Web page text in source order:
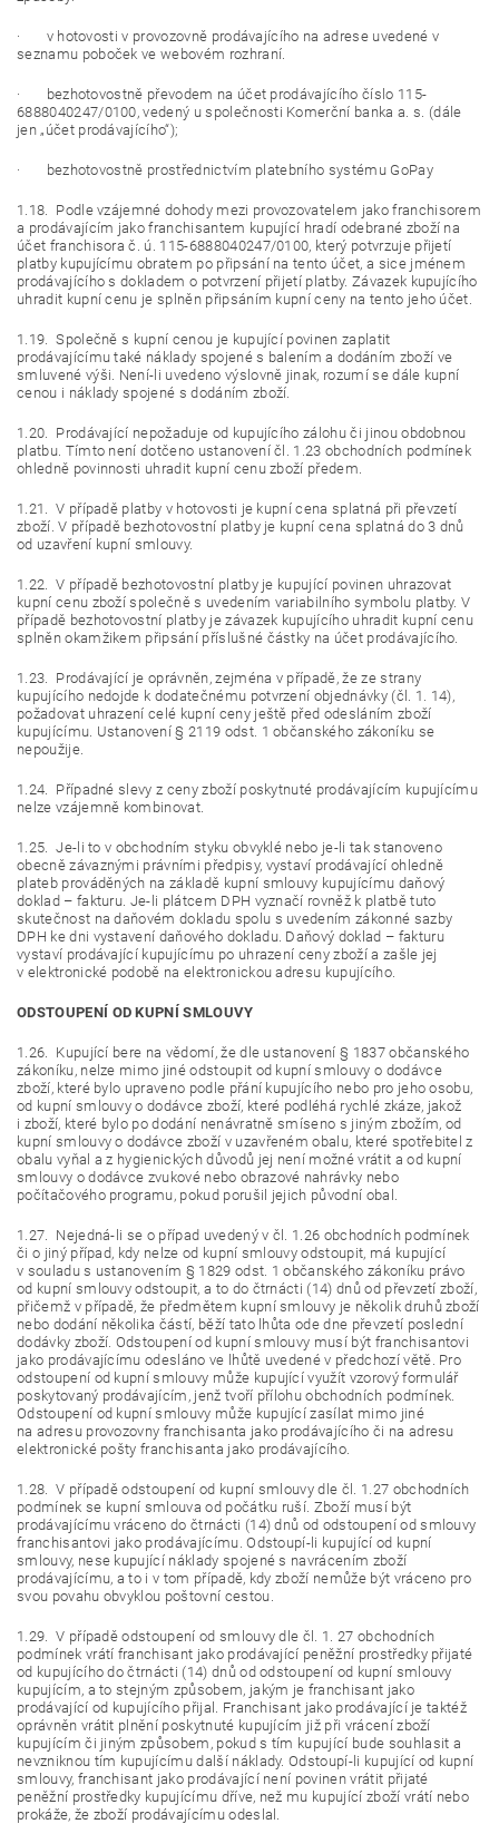
· v hotovosti v provozovně prodávajícího na adrese uvedené v
seznamu poboček ve webovém rozhraní.
· bezhotovostně převodem na účet prodávajícího číslo 115-
6888040247/0100, vedený u společnosti Komerční banka a. s. (dále
jen „účet prodávajícího“);
· bezhotovostně prostřednictvím platebního systému GoPay
1.18. Podle vzájemné dohody mezi provozovatelem jako franchisorem
a prodávajícím jako franchisantem kupující hradí odebrané zboží na
účet franchisora č. ú. 115-6888040247/0100, který potvrzuje přijetí
platby kupujícímu obratem po připsání na tento účet, a sice jménem
prodávajícího s dokladem o potvrzení přijetí platby. Závazek kupujícího
uhradit kupní cenu je splněn připsáním kupní ceny na tento jeho účet.
1.19. Společně s kupní cenou je kupující povinen zaplatit
prodávajícímu také náklady spojené s balením a dodáním zboží ve
smluvené výši. Není-li uvedeno výslovně jinak, rozumí se dále kupní
cenou i náklady spojené s dodáním zboží.
1.20. Prodávající nepožaduje od kupujícího zálohu či jinou obdobnou
platbu. Tímto není dotčeno ustanovení čl. 1.23 obchodních podmínek
ohledně povinnosti uhradit kupní cenu zboží předem.
1.21. V případě platby v hotovosti je kupní cena splatná při převzetí
zboží. V případě bezhotovostní platby je kupní cena splatná do 3 dnů
od uzavření kupní smlouvy.
1.22. V případě bezhotovostní platby je kupující povinen uhrazovat
kupní cenu zboží společně s uvedením variabilního symbolu platby. V
případě bezhotovostní platby je závazek kupujícího uhradit kupní cenu
splněn okamžikem připsání příslušné částky na účet prodávajícího.
1.23. Prodávající je oprávněn, zejména v případě, že ze strany
kupujícího nedojde k dodatečnému potvrzení objednávky (čl. 1. 14),
požadovat uhrazení celé kupní ceny ještě před odesláním zboží
kupujícímu. Ustanovení § 2119 odst. 1 občanského zákoníku se
nepoužije.
1.24. Případné slevy z ceny zboží poskytnuté prodávajícím kupujícímu
nelze vzájemně kombinovat.
1.25. Je-li to v obchodním styku obvyklé nebo je-li tak stanoveno
obecně závaznými právními předpisy, vystaví prodávající ohledně
plateb prováděných na základě kupní smlouvy kupujícímu daňový
doklad – fakturu. Je-li plátcem DPH vyznačí rovněž k platbě tuto
skutečnost na daňovém dokladu spolu s uvedením zákonné sazby
DPH ke dni vystavení daňového dokladu. Daňový doklad – fakturu
vystaví prodávající kupujícímu po uhrazení ceny zboží a zašle jej
v elektronické podobě na elektronickou adresu kupujícího.
ODSTOUPENÍ OD KUPNÍ SMLOUVY
1.26. Kupující bere na vědomí, že dle ustanovení § 1837 občanského
zákoníku, nelze mimo jiné odstoupit od kupní smlouvy o dodávce
zboží, které bylo upraveno podle přání kupujícího nebo pro jeho osobu,
od kupní smlouvy o dodávce zboží, které podléhá rychlé zkáze, jakož
i zboží, které bylo po dodání nenávratně smíseno s jiným zbožím, od
kupní smlouvy o dodávce zboží v uzavřeném obalu, které spotřebitel z
obalu vyňal a z hygienických důvodů jej není možné vrátit a od kupní
smlouvy o dodávce zvukové nebo obrazové nahrávky nebo
počítačového programu, pokud porušil jejich původní obal.
1.27. Nejedná-li se o případ uvedený v čl. 1.26 obchodních podmínek
či o jiný případ, kdy nelze od kupní smlouvy odstoupit, má kupující
v souladu s ustanovením § 1829 odst. 1 občanského zákoníku právo
od kupní smlouvy odstoupit, a to do čtrnácti (14) dnů od převzetí zboží,
přičemž v případě, že předmětem kupní smlouvy je několik druhů zboží
nebo dodání několika částí, běží tato lhůta ode dne převzetí poslední
dodávky zboží. Odstoupení od kupní smlouvy musí být franchisantovi
jako prodávajícímu odesláno ve lhůtě uvedené v předchozí větě. Pro
odstoupení od kupní smlouvy může kupující využít vzorový formulář
poskytovaný prodávajícím, jenž tvoří přílohu obchodních podmínek.
Odstoupení od kupní smlouvy může kupující zasílat mimo jiné
na adresu provozovny franchisanta jako prodávajícího či na adresu
elektronické pošty franchisanta jako prodávajícího.
1.28. V případě odstoupení od kupní smlouvy dle čl. 1.27 obchodních
podmínek se kupní smlouva od počátku ruší. Zboží musí být
prodávajícímu vráceno do čtrnácti (14) dnů od odstoupení od smlouvy
franchisantovi jako prodávajícímu. Odstoupí-li kupující od kupní
smlouvy, nese kupující náklady spojené s navrácením zboží
prodávajícímu, a to i v tom případě, kdy zboží nemůže být vráceno pro
svou povahu obvyklou poštovní cestou.
1.29. V případě odstoupení od smlouvy dle čl. 1. 27 obchodních
podmínek vrátí franchisant jako prodávající peněžní prostředky přijaté
od kupujícího do čtrnácti (14) dnů od odstoupení od kupní smlouvy
kupujícím, a to stejným způsobem, jakým je franchisant jako
prodávající od kupujícího přijal. Franchisant jako prodávající je taktéž
oprávněn vrátit plnění poskytnuté kupujícím již při vrácení zboží
kupujícím či jiným způsobem, pokud s tím kupující bude souhlasit a
nevzniknou tím kupujícímu další náklady. Odstoupí-li kupující od kupní
smlouvy, franchisant jako prodávající není povinen vrátit přijaté
peněžní prostředky kupujícímu dříve, než mu kupující zboží vrátí nebo
prokáže, že zboží prodávajícímu odeslal.